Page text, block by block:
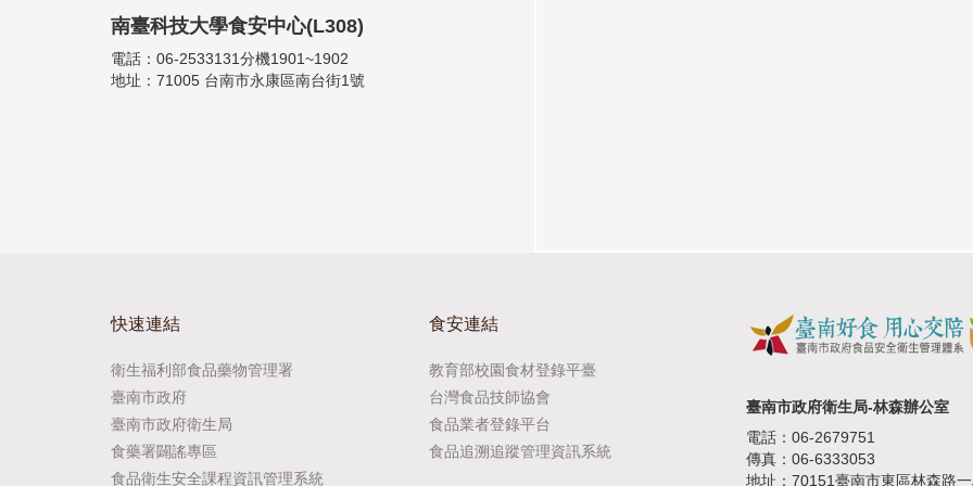
南臺科技大學食安中心(L308)
電話：06-2533131分機1901~1902
地址：71005 台南市永康區南台街1號
快速連結
衛生福利部食品藥物管理署
臺南市政府
臺南市政府衛生局
食藥署闢謠專區
食品衛生安全課程資訊管理系統
食安連結
教育部校園食材登錄平臺
台灣食品技師協會
食品業者登錄平台
食品追溯追蹤管理資訊系統
臺南市政府衛生局-林森辦公室
電話：06-2679751
傳真：06-6333053
地址：70151臺南市東區林森路